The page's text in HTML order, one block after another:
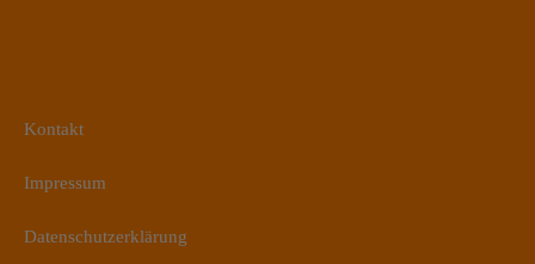
Kontakt
Impressum
Datenschutzerklärung